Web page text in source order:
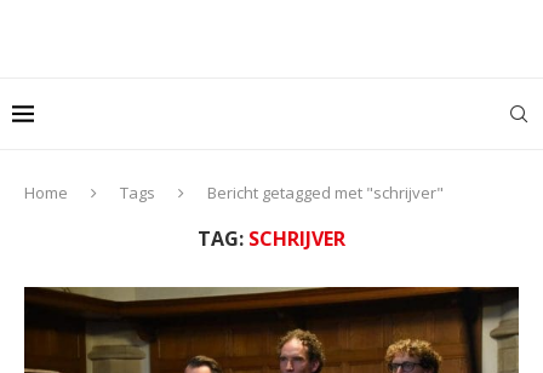
Home Tags Bericht getagged met "schrijver"
TAG: SCHRIJVER